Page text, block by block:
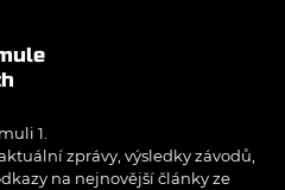
1.
zprávy, výsledky závodů,
na nejnovější články ze